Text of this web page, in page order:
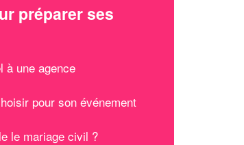
préparer ses
à une agence
pour son événement
le mariage civil ?